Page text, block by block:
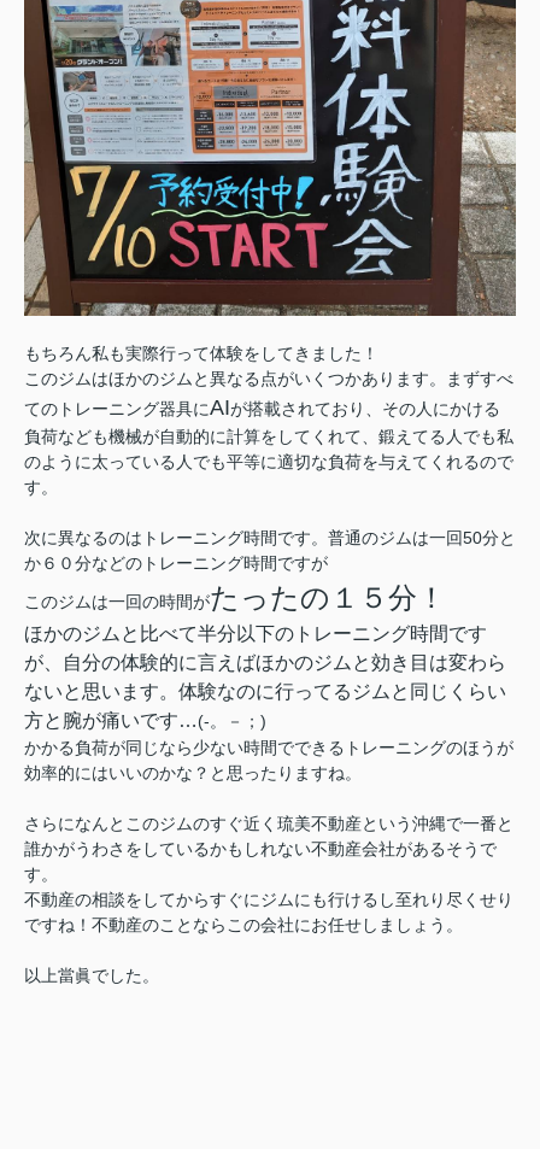
もちろん私も実際行って体験をしてきました！
このジムはほかのジムと異なる点がいくつかあります。まずすべ
てのトレーニング器具にAIが搭載されており、その人にかける
負荷なども機械が自動的に計算をしてくれて、鍛えてる人でも私
のように太っている人でも平等に適切な負荷を与えてくれるので
す。
次に異なるのはトレーニング時間です。普通のジムは一回50分と
か６０分などのトレーニング時間ですが
このジムは一回の時間がたったの１５分！
ほかのジムと比べて半分以下のトレーニング時間です
が、自分の体験的に言えばほかのジムと効き目は変わら
ないと思います。体験なのに行ってるジムと同じくらい
方と腕が痛いです…(-。－；)
かかる負荷が同じなら少ない時間でできるトレーニングのほうが
効率的にはいいのかな？と思ったりますね。
さらになんとこのジムのすぐ近く琉美不動産という沖縄で一番と
誰かがうわさをしているかもしれない不動産会社があるそうで
す。
不動産の相談をしてからすぐにジムにも行けるし至れり尽くせり
ですね！不動産のことならこの会社にお任せしましょう。
以上當眞でした。